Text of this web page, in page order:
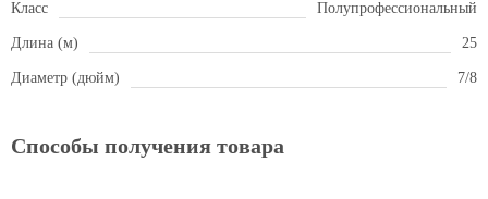
Класс Полупрофессиональный
Длина (м) 25
Диаметр (дюйм) 7/8
Способы получения товара